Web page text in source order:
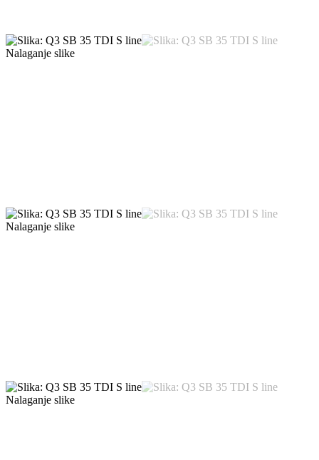
Nalaganje slike
Nalaganje slike
Nalaganje slike